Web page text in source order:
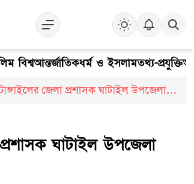
বিশ্বআন্তর্জাতিকধর্ম ও ইসলামতথ্য-প্রযুক্তি
জেলা প্রশাসক ঘাটাইল উপজেলা
ঘাটাইল উপজেলা